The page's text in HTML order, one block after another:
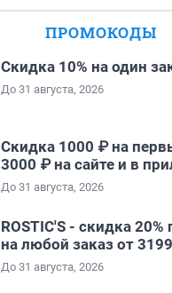
ПРОМОКОДЫ
Скидка 10% на один
До 31 августа, 2026
Скидка 1000 ₽ на
3000 ₽ на сайте и в
До 31 августа, 2026
ROSTIC'S - скидка
на любой заказ от
До 31 августа, 2026